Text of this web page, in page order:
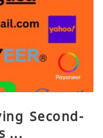
Second-
...